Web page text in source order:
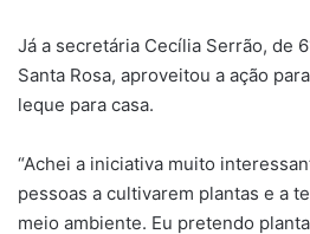
Já a secretária Cecília Serrão, de
Santa Rosa, aproveitou a ação
leque para casa.
“Achei a iniciativa muito
pessoas a cultivarem plantas e a
meio ambiente. Eu pretendo